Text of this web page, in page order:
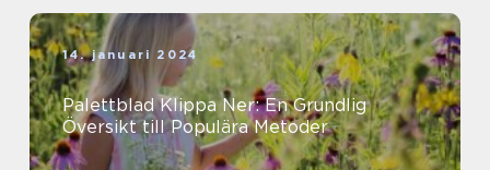
14. januari 2024
Palettblad Klippa Ner: En Grundlig
Översikt till Populära Metoder